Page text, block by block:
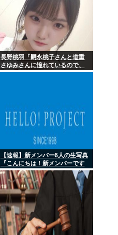
長野桃羽「嗣永桃子さんと道重
さゆみさんに憧れているので、
ふたりの憧れの部分をぎゅっと
【速報】新メンバー6人の生写真
『こんにちは！新メンバーです
☆』